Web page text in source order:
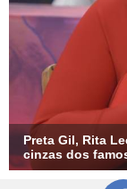
Preta Gil, Rita
cinzas dos